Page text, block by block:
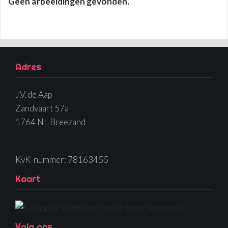
Adres
J.V. de Aap
Zandvaart 57a
1764 NL Breezand
KvK-nummer: 78163455
Kaart